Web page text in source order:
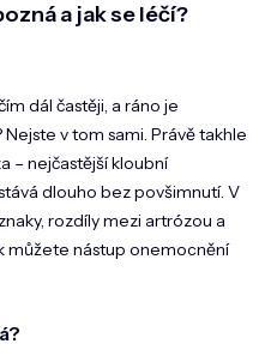
a jak se léčí?
dál častěji, a ráno je
v tom sami. Právě takhle
– nejčastější kloubní
dlouho bez povšimnutí. V
rozdíly mezi artrózou a
můžete nástup onemocnění